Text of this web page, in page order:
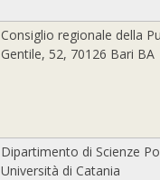
Consiglio regionale della
Gentile, 52, 70126 Bari BA
Dipartimento di Scienze
Università di Catania